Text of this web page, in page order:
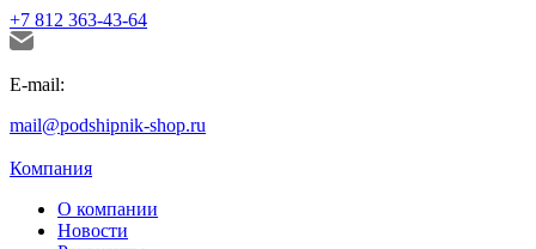
+7 812 363-43-64
E-mail:
mail@podshipnik-shop.ru
Компания
О компании
Новости